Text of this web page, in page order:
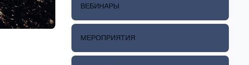
ВЕБИНАРЫ
МЕРОПРИЯТИЯ